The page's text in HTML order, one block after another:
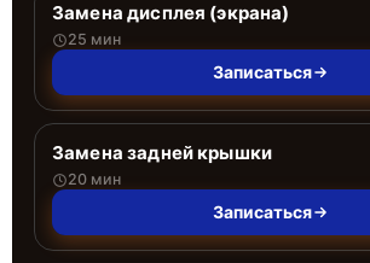
Замена дисплея (экрана)
25 мин
Записаться
Замена задней крышки
20 мин
Записаться